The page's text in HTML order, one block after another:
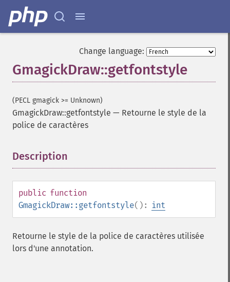
Change language:
GmagickDraw::getfontstyle
(PECL gmagick >= Unknown)
GmagickDraw::getfontstyle — Retourne le style de la
police de caractères
Description
public function
GmagickDraw::getfontstyle(): int
Retourne le style de la police de caractères utilisée
lors d'une annotation.